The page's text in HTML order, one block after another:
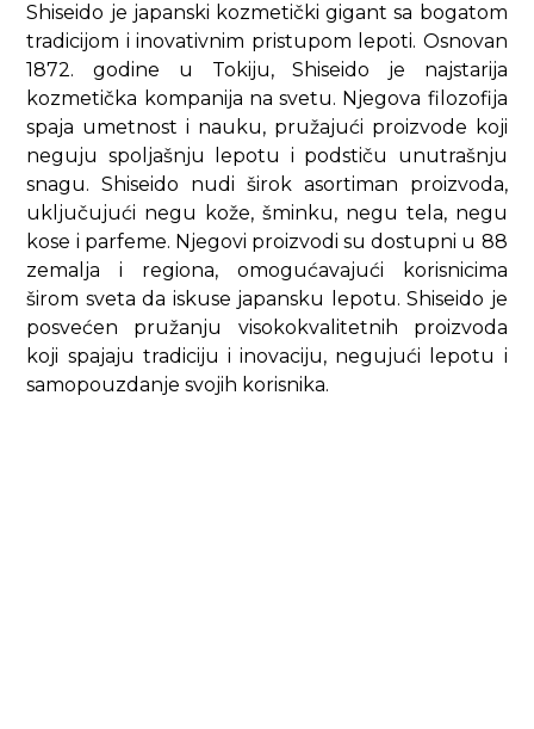
Shiseido je japanski kozmetički gigant sa bogatom
tradicijom i inovativnim pristupom lepoti.​ Osnovan
1872. godine u Tokiju, Shiseido je najstarija
kozmetička kompanija na svetu. Njegova filozofija
spaja umetnost i nauku, pružajući proizvode koji
neguju spoljašnju lepotu i podstiču unutrašnju
snagu. Shiseido nudi širok asortiman proizvoda,
uključujući negu kože, šminku, negu tela, negu
kose i parfeme. Njegovi proizvodi su dostupni u 88
zemalja i regiona, omogućavajući korisnicima
širom sveta da iskuse japansku lepotu. Shiseido je
posvećen pružanju visokokvalitetnih proizvoda
koji spajaju tradiciju i inovaciju, negujući lepotu i
samopouzdanje svojih korisnika.